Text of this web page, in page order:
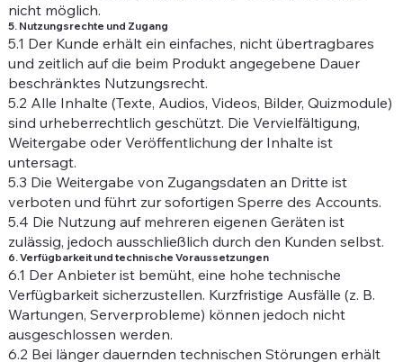
nicht möglich.
5. Nutzungsrechte und Zugang
5.1 Der Kunde erhält ein einfaches, nicht übertragbares
und zeitlich auf die beim Produkt angegebene Dauer
beschränktes Nutzungsrecht.
5.2 Alle Inhalte (Texte, Audios, Videos, Bilder, Quizmodule)
sind urheberrechtlich geschützt. Die Vervielfältigung,
Weitergabe oder Veröffentlichung der Inhalte ist
untersagt.
5.3 Die Weitergabe von Zugangsdaten an Dritte ist
verboten und führt zur sofortigen Sperre des Accounts.
5.4 Die Nutzung auf mehreren eigenen Geräten ist
zulässig, jedoch ausschließlich durch den Kunden selbst.
6. Verfügbarkeit und technische Voraussetzungen
6.1 Der Anbieter ist bemüht, eine hohe technische
Verfügbarkeit sicherzustellen. Kurzfristige Ausfälle (z. B.
Wartungen, Serverprobleme) können jedoch nicht
ausgeschlossen werden.
6.2 Bei länger dauernden technischen Störungen erhält